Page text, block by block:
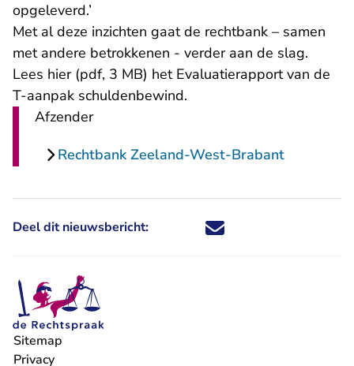
opgeleverd.’
Met al deze inzichten gaat de rechtbank – samen
met andere betrokkenen - verder aan de slag.
Lees hier (pdf, 3 MB) het Evaluatierapport van de
T-aanpak schuldenbewind.
Afzender
Rechtbank Zeeland-West-Brabant
Deel dit nieuwsbericht: Deel dit nieuwsbericht via X -
Deel dit nieuwsbericht via
Deel dit nieuwsbericht
Deel dit
Sitemap
Privacy